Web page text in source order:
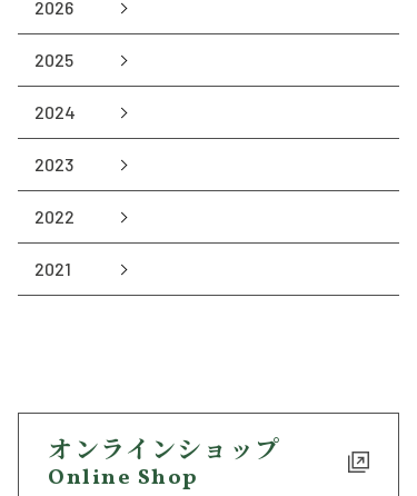
2026
2025
2024
2023
2022
2021
オンラインショップ
Online Shop